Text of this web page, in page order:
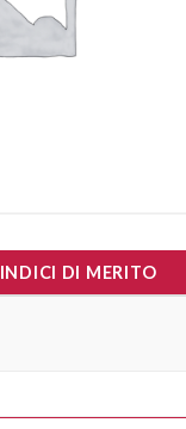
INDICI DI MERITO